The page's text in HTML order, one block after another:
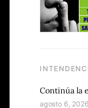
Continúa la
agosto 6, 2026